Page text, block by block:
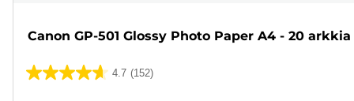
Canon GP-501 Glossy Photo Paper A4 - 20 arkkia
4.7 (152)
4.7/5